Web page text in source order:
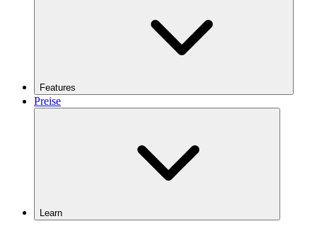
Features
Preise
Learn